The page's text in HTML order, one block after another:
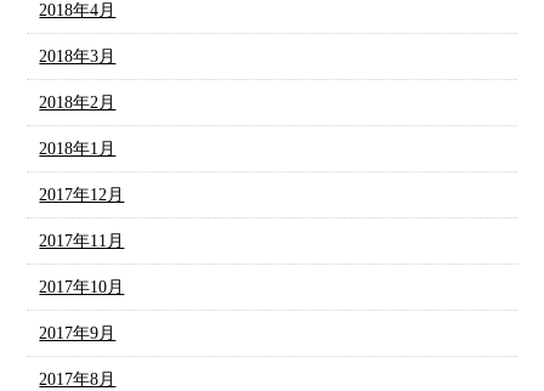
2018年4月
2018年3月
2018年2月
2018年1月
2017年12月
2017年11月
2017年10月
2017年9月
2017年8月